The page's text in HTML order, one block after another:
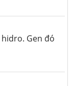
hidro. Gen đó